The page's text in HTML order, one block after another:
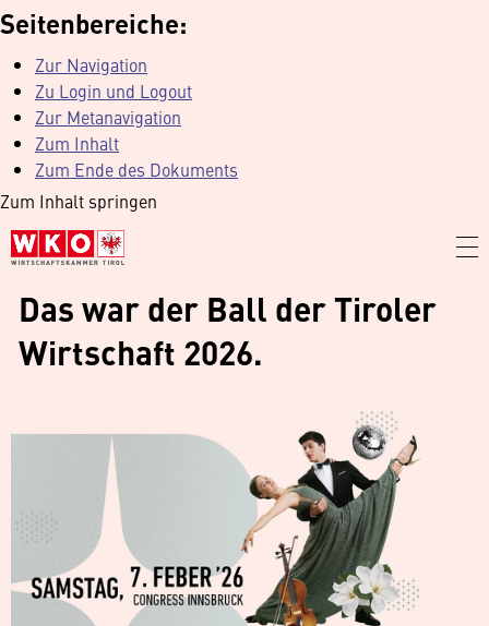
Seitenbereiche:
Zur Navigation
Zu Login und Logout
Zur Metanavigation
Zum Inhalt
Zum Ende des Dokuments
Zum Inhalt springen
Das war der Ball der Tiroler
Wirtschaft 2026.